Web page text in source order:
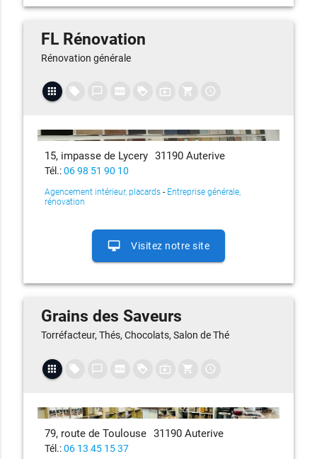
FL Rénovation
Rénovation générale
apps local_offer chat_bubble_outline fiber_new loyalty live_tv shopping_cart access_time
15, impasse de Lycery 31190 Auterive
Tél.:06 98 51 90 10
Agencement intérieur, placards - Entreprise générale,
rénovation
desktop_mac Visitez notre site
Grains des Saveurs
Torréfacteur, Thés, Chocolats, Salon de Thé
apps local_offer chat_bubble_outline fiber_new loyalty live_tv shopping_cart access_time
79, route de Toulouse 31190 Auterive
Tél.:06 13 45 15 37